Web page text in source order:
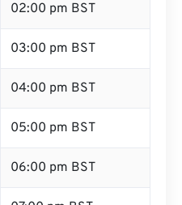
02:00 pm BST
03:00 pm BST
04:00 pm BST
05:00 pm BST
06:00 pm BST